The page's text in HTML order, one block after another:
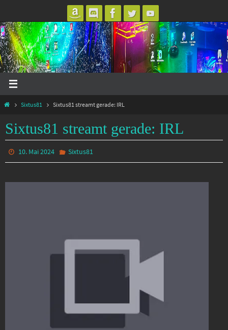
Inhalt
springen
StartSixtus81 Sixtus81 streamt gerade: IRL
Sixtus81 streamt gerade: IRL
10. Mai 2024 Sixtus81